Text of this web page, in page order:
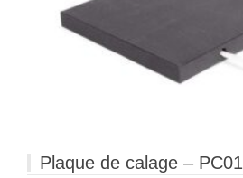
Plaque de calage – PC01